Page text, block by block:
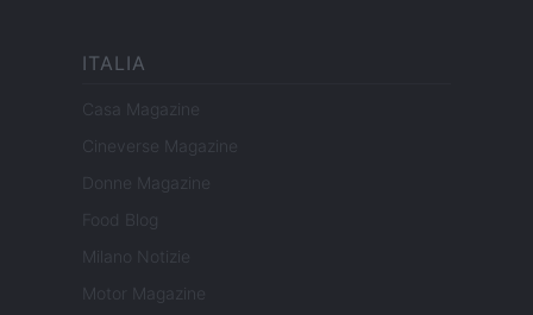
ITALIA
Casa Magazine
Cineverse Magazine
Donne Magazine
Food Blog
Milano Notizie
Motor Magazine